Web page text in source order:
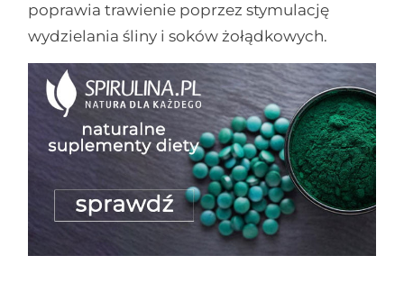
poprawia trawienie poprzez stymulację
wydzielania śliny i soków żołądkowych.